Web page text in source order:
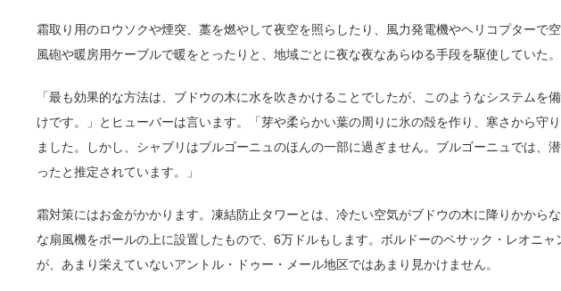
霜取り用のロウソクや煙突、藁を燃やして夜空を照らしたり、風力発電機やヘリコプターで
風砲や暖房用ケーブルで暖をとったりと、地域ごとに夜な夜なあらゆる手段を駆使していた。
「最も効果的な方法は、ブドウの木に水を吹きかけることでしたが、このようなシステムを
けです。」とヒューバーは言います。「芽や柔らかい葉の周りに氷の殻を作り、寒さから守
ました。しかし、シャブリはブルゴーニュのほんの一部に過ぎません。ブルゴーニュでは、
ったと推定されています。」
霜対策にはお金がかかります。凍結防止タワーとは、冷たい空気がブドウの木に降りかから
な扇風機をポールの上に設置したもので、6万ドルもします。ボルドーのペサック・レオニャ
が、あまり栄えていないアントル・ドゥー・メール地区ではあまり見かけません。